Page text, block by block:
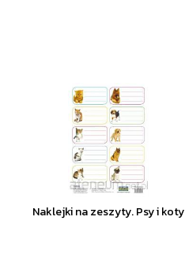
Naklejki na zeszyty. Psy i koty